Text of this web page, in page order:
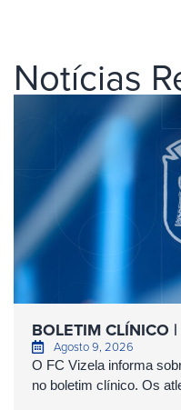
Notícias
BOLETIM CLÍNICO
Agosto 9, 2026
O FC Vizela informa
no boletim clínico. Os